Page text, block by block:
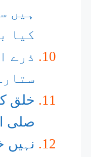
ہیں
کیا
ذرے
خلق
صلی
نہیں